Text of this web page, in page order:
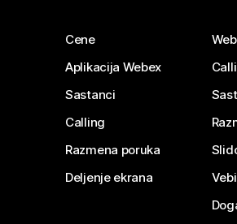
Cene
Aplikacija Webex
Sastanci
Calling
Razmena poruka
Deljenje ekrana